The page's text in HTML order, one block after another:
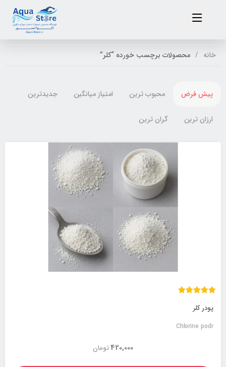
خانه محصولات برچسب خورده “کلر”
پیش فرض محبوب ترین امتیاز میانگین جدیدترین
ارزان ترین گران ترین
پودر کلر
Chlorine podr
تومان420,000